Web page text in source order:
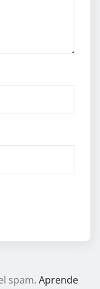
spam. Aprende